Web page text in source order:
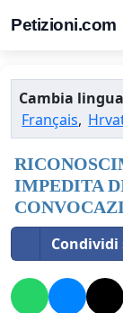
Petizioni.com
Cambia lingua
Français,
IMPEDITA
Condividi